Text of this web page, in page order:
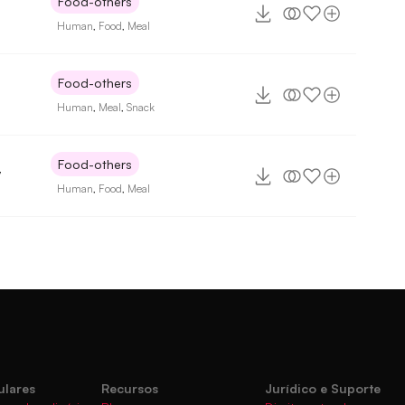
Human Food Meal
Food-others
Human Meal ,Snack
Food-others
Human Food Meal
Recursos
Jurídico e Suporte